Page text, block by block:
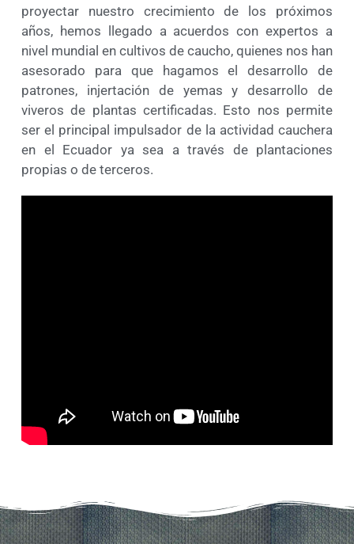
proyectar nuestro crecimiento de los próximos
años, hemos llegado a acuerdos con expertos a
nivel mundial en cultivos de caucho, quienes nos han
asesorado para que hagamos el desarrollo de
patrones, injertación de yemas y desarrollo de
viveros de plantas certificadas. Esto nos permite
ser el principal impulsador de la actividad cauchera
en el Ecuador ya sea a través de plantaciones
propias o de terceros.